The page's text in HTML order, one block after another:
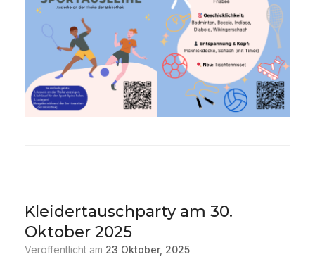
Kleidertauschparty am 30.
Oktober 2025
Veröffentlicht am 23 Oktober, 2025